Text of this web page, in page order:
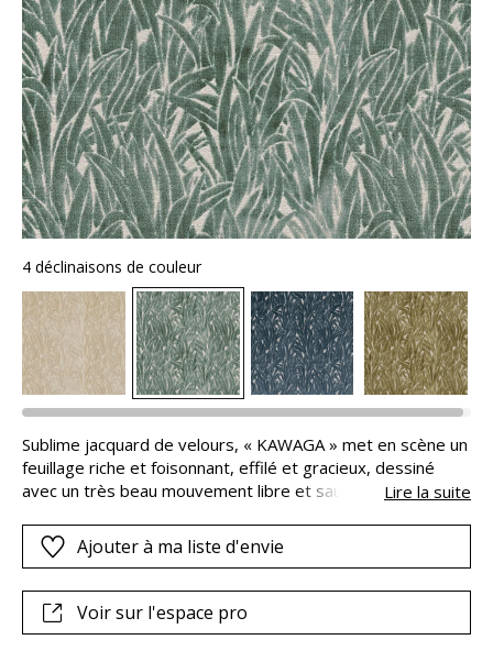
4 déclinaisons de couleur
Sublime jacquard de velours, « KAWAGA » met en scène un
feuillage riche et foisonnant, effilé et gracieux, dessiné
avec un très beau mouvement libre et sauvage. Tonalités
bicolore, pour un style décoratif remarquable.
Lire la suite
Ajouter à ma liste d'envie
Voir sur l'espace pro